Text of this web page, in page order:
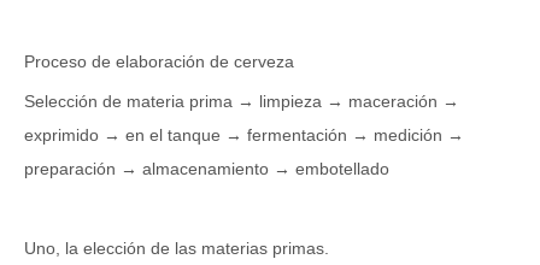
Proceso de elaboración de cerveza
Selección de materia prima → limpieza → maceración →
exprimido → en el tanque → fermentación → medición →
preparación → almacenamiento → embotellado
Uno, la elección de las materias primas.